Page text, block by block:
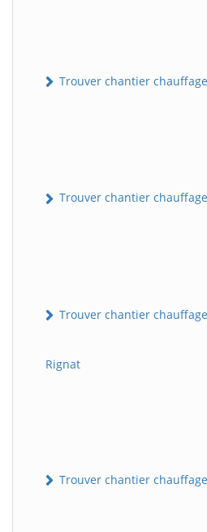
Trouver chantier
Trouver chantier
Trouver chantier
Rignat
Trouver chantier